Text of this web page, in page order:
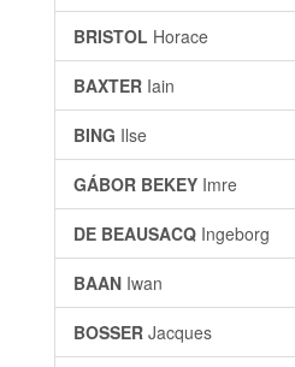
BRISTOL Horace
BAXTER Iain
BING Ilse
GÁBOR BEKEY Imre
DE BEAUSACQ Ingeborg
BAAN Iwan
BOSSER Jacques